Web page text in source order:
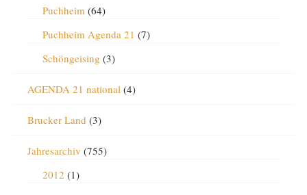
Puchheim(64)
Puchheim Agenda 21 (7)
Schöngeising (3)
AGENDA 21 national(4)
Brucker Land (3)
Jahresarchiv (755)
2012 (1)